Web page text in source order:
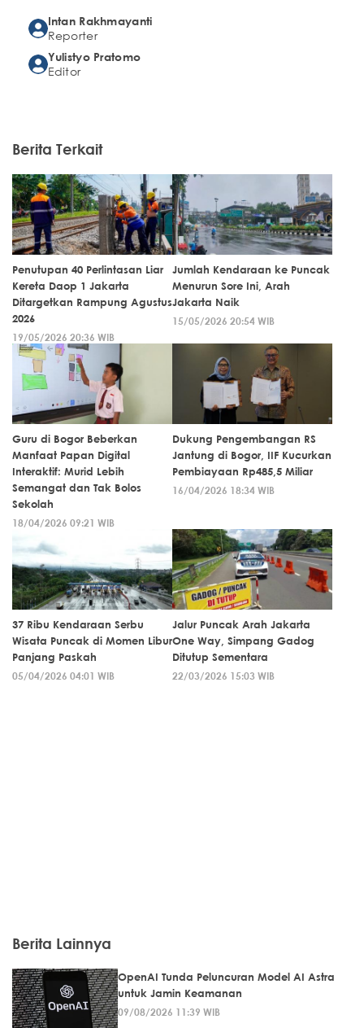
Intan Rakhmayanti
Reporter
Yulistyo Pratomo
Editor
Berita Terkait
Penutupan 40 Perlintasan Liar
Kereta Daop 1 Jakarta
Ditargetkan Rampung Agustus
2026
19/05/2026 20:36 WIB
Jumlah Kendaraan ke Puncak
Menurun Sore Ini, Arah
Jakarta Naik
15/05/2026 20:54 WIB
Guru di Bogor Beberkan
Manfaat Papan Digital
Interaktif: Murid Lebih
Semangat dan Tak Bolos
Sekolah
18/04/2026 09:21 WIB
Dukung Pengembangan RS
Jantung di Bogor, IIF Kucurkan
Pembiayaan Rp485,5 Miliar
16/04/2026 18:34 WIB
37 Ribu Kendaraan Serbu
Wisata Puncak di Momen Libur
Panjang Paskah
05/04/2026 04:01 WIB
Jalur Puncak Arah Jakarta
One Way, Simpang Gadog
Ditutup Sementara
22/03/2026 15:03 WIB
Berita Lainnya
OpenAI Tunda Peluncuran Model AI Astra
untuk Jamin Keamanan
09/08/2026 11:39 WIB